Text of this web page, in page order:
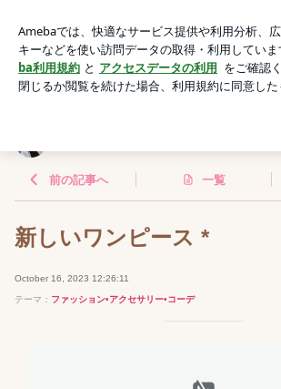
アプリをダウンロードして ブログの更新通知
を
ょう。
前の記事へ 一覧
新しいワンピース *
October 16, 2023 12:26:11
テーマ： ファッション•アクセサリー•コーデ